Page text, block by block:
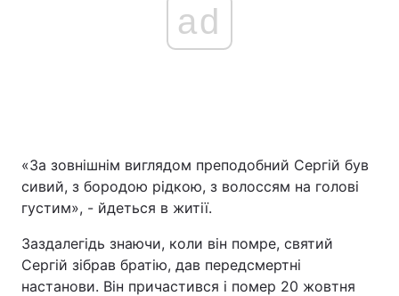
ad
«За зовнішнім виглядом преподобний Сергій був
сивий, з бородою рідкою, з волоссям на голові
густим», - йдеться в житії.
Заздалегідь знаючи, коли він помре, святий
Сергій зібрав братію, дав передсмертні
настанови. Він причастився і помер 20 жовтня